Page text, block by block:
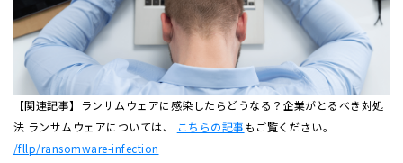
【関連記事】ランサムウェアに感染したらどうなる？企業がとるべき対処
法 ランサムウェアについては、
こちらの記事もご覧ください。
/fllp/ransomware-infection